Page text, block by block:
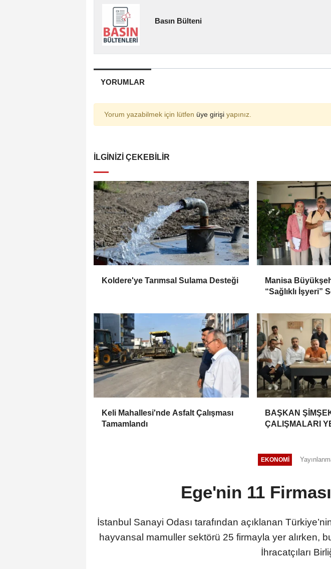
Basın Bülteni
YORUMLAR
Yorum yazabilmek için lütfen üye girişi yapınız.
İLGINIZI ÇEKEBILIR
Koldere'ye Tarımsal Sulama Desteği
Manisa
“Sağlıklı İşyeri”
Keli Mahallesi'nde Asfalt Çalışması
Tamamlandı
BAŞKAN
ÇALIŞMALARI
EKONOMİ
Ege'nin 11
İstanbul Sanayi Odası tarafından açıklanan
hayvansal mamuller sektörü 25 firmayla yer alırken,
İhracatçıları